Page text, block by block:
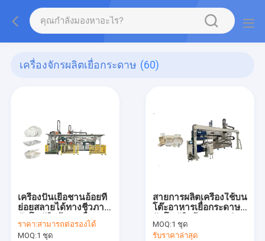
เครื่องจักรผลิตเยื่อกระดาษ (60)
เครื่องปั้นเยื่อชานอ้อยที่
ย่อยสลายได้ทางชีวภาพ
อัตโนมัติพร้อมเครื่อง
เดินแนวนอนคู่
ราคา:สามารถต่อรองได้
MOQ:1 ชุด
สายการผลิตเครื่องใช้บน
โต๊ะอาหารเยื่อกระดาษ
ยนต์เดินในแนวนอน
MOQ:1 ชุด
รับราคาล่าสุด